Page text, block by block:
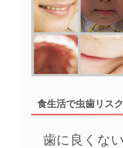
食生活で虫歯リス
歯に良くな